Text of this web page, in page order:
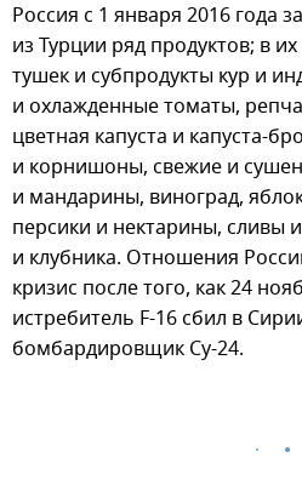
Россия с 1 января 2016 года
из Турции ряд продуктов; в
тушек и субпродукты кур и
и охлажденные томаты,
цветная капуста и капуста-
и корнишоны, свежие и
и мандарины, виноград,
персики и нектарины, сливы
и клубника. Отношения
кризис после того, как 24
истребитель F-16 сбил в
бомбардировщик Су-24.